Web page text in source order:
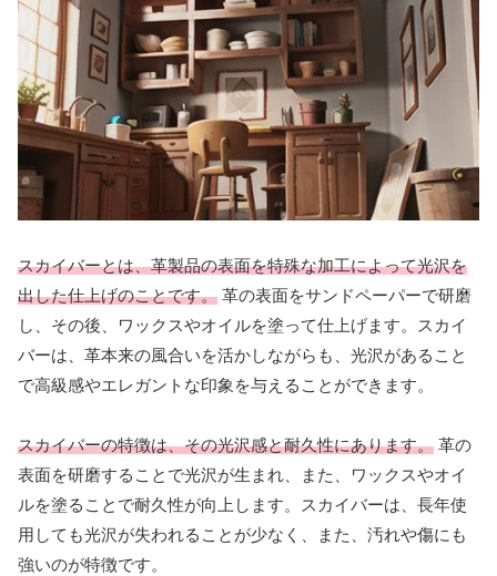
スカイバーとは、革製品の表面を特殊な加工によって光沢を
出した仕上げのことです。 革の表面をサンドペーパーで研磨
し、その後、ワックスやオイルを塗って仕上げます。スカイ
バーは、革本来の風合いを活かしながらも、光沢があること
で高級感やエレガントな印象を与えることができます。
スカイバーの特徴は、その光沢感と耐久性にあります。 革の
表面を研磨することで光沢が生まれ、また、ワックスやオイ
ルを塗ることで耐久性が向上します。スカイバーは、長年使
用しても光沢が失われることが少なく、また、汚れや傷にも
強いのが特徴です。